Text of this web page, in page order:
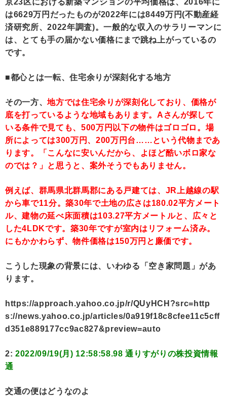
京23区における新築マンションの平均価格は、2016年に
は6629万円だったものが2022年には8449万円(不動産経
済研究所、2022年調査)。一般的な収入のサラリーマンに
は、とても手の届かない価格にまで跳ね上がっているの
です。
■都心とは一転、住宅余りが深刻化する地方
その一方、地方では住宅余りが深刻化しており、価格が
底を打っているような地域もあります。Aさんが探して
いる条件で見ても、500万円以下の物件はゴロゴロ。場
所によっては300万円、200万円台……という代物まであ
ります。「こんなに安いんだから、よほど酷いボロ家な
のでは？」と思うと、案外そうでもありません。
例えば、群馬県北群馬郡にある戸建ては、JR上越線の駅
から車で11分。築30年で土地の広さは180.02平方メート
ル、建物の延べ床面積は103.27平方メートルと、広々と
した4LDKです。築30年ですが室内はリフォーム済み。
にもかかわらず、物件価格は150万円と廉価です。
こうした現象の背景には、いわゆる「空き家問題」があ
ります。
https://approach.yahoo.co.jp/r/QUyHCH?src=http
s://news.yahoo.co.jp/articles/0a919f18c8cfee11c5cff
d351e889177cc9ac827&preview=auto
2: 2022/09/19(月) 12:58:58.98 通りすがりの株投資情報
通
交通の便はどうなのよ